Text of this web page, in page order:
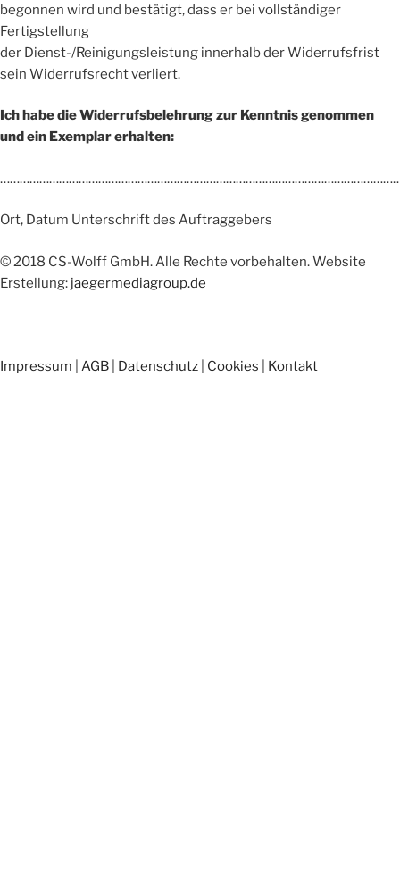
begonnen wird und bestätigt, dass er bei vollständiger
Fertigstellung
der Dienst-/Reinigungsleistung innerhalb der Widerrufsfrist
sein Widerrufsrecht verliert.
Ich habe die Widerrufsbelehrung zur Kenntnis genommen
und ein Exemplar erhalten:
Ort, Datum Unterschrift des Auftraggebers
© 2018 CS-Wolff GmbH. Alle Rechte vorbehalten. Website
Erstellung: jaegermediagroup.de
Impressum AGB Datenschutz Cookies Kontakt